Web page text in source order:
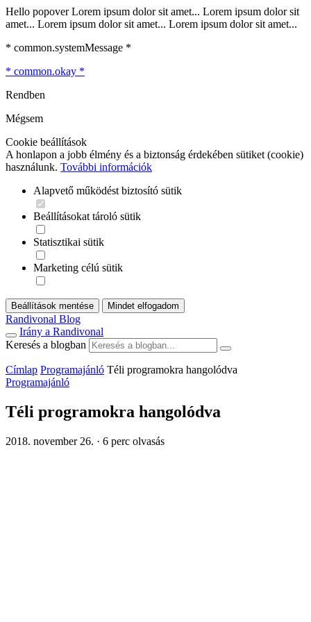
Hello popover Lorem ipsum dolor sit amet... Lorem ipsum dolor sit
amet... Lorem ipsum dolor sit amet... Lorem ipsum dolor sit amet...
* common.systemMessage *
* common.okay *
Rendben
Mégsem
Cookie beállítások
A honlapon a jobb élmény és a biztonság érdekében sütiket (cookie)
használunk. További információk
Alapvető működést biztosító sütik
Beállításokat tároló sütik
Statisztikai sütik
Marketing célú sütik
Beállítások mentése Mindet elfogadom
Randivonal Blog
Irány a Randivonal
Keresés a blogban
Címlap Programajánló Téli programokra hangolódva
Programajánló
Téli programokra hangolódva
2018. november 26. · 6 perc olvasás